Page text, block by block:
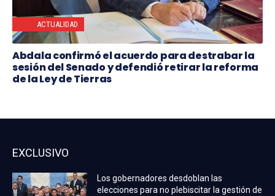
ACTUALIDAD
Abdala confirmó el acuerdo para destrabar la
sesión del Senado y defendió retirar la reforma
de la Ley de Tierras
EXCLUSIVO
Los gobernadores desdoblan las
elecciones para no plebiscitar la gestión de